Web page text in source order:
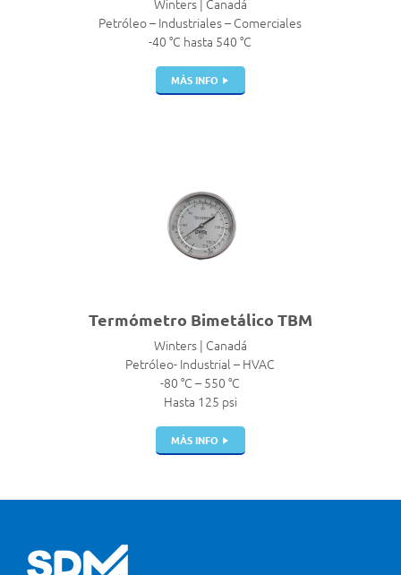
Winters | Canadá
Petróleo – Industriales – Comerciales
-40 °C hasta 540 °C
MÁS INFO
Termómetro Bimetálico TBM
Winters | Canadá
Petróleo- Industrial – HVAC
-80 °C – 550 °C
Hasta 125 psi
MÁS INFO